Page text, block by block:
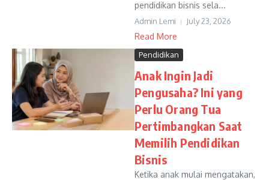
pendidikan bisnis sela...
Admin Lemi July 23, 2026
Read More
Pendidikan
Anak Ingin Jadi
Pengusaha? Ini yang
Perlu Orang Tua
Pertimbangkan Saat
Memilih Pendidikan
Bisnis
Ketika anak mulai mengatakan,